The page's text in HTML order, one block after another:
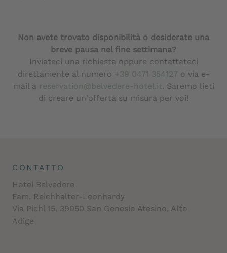
Non avete trovato disponibilità o desiderate una
breve pausa nel fine settimana?
Inviateci una richiesta oppure contattateci
direttamente al numero +39 0471 354127 o via e-
mail a reservation@belvedere-hotel.it. Saremo lieti
di creare un'offerta su misura per voi!
CONTATTO
Hotel Belvedere
Fam. Reichhalter-Leonhardy
Via Pichl 15, 39050 San Genesio Atesino, Alto
Adige